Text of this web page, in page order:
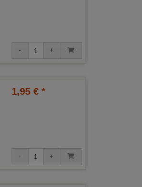
1,95 € *